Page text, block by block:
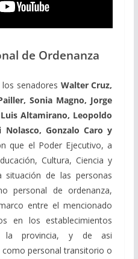
de Ordenanza
senadores Walter Cruz,
Sonia Magno, Jorge
Altamirano, Leopoldo
Nolasco, Gonzalo Caro y
que el Poder Ejecutivo, a
Cultura, Ciencia y
situación de las personas
personal de ordenanza,
entre el mencionado
en los establecimientos
la provincia, y de asi
personal transitorio o